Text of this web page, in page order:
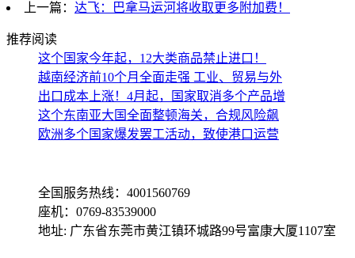
上一篇： 达飞：巴拿马运河将收取更多附加费！
推荐阅读
这个国家今年起，12大类商品禁止进口！
越南经济前10个月全面走强 工业、贸易与外
出口成本上涨！4月起，国家取消多个产品增
这个东南亚大国全面整顿海关，合规风险飙
欧洲多个国家爆发罢工活动，致使港口运营
全国服务热线：4001560769
座机：0769-83539000
地址: 广东省东莞市黄江镇环城路99号富康大厦1107室